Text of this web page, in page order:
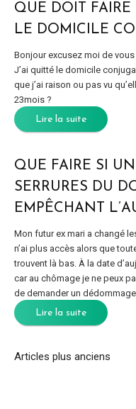
QUE DOIT
LE DOMICILE
Bonjour excusez moi de vous
J’ai quitté le domicile
que j’ai raison ou pas vu
23mois ?
Lire la suite
QUE FAIRE SI
SERRURES DU
EMPÊCHANT
Mon futur ex mari a changé
n’ai plus accès alors que
trouvent là bas. À la date
car au chômage je ne peux
de demander un
Lire la suite
NAVIGATION
Articles plus anciens